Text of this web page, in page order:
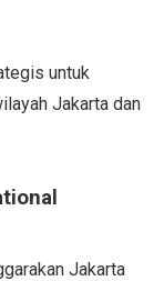
untuk
Jakarta dan
Jakarta